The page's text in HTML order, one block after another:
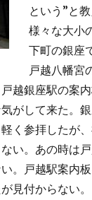
という”と
様々な大小
下町の銀座
戸越八幡宮
越銀座駅の案
がして来た。
く参拝したが
い。あの時は
。戸越駅案内
見付からない